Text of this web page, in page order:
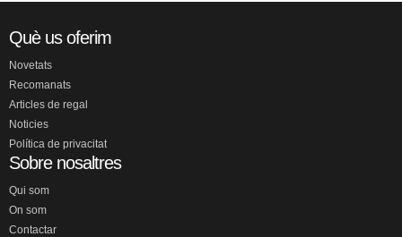
Què us oferim
Novetats
Recomanats
Articles de regal
Noticies
Política de privacitat
Sobre nosaltres
Qui som
On som
Contactar